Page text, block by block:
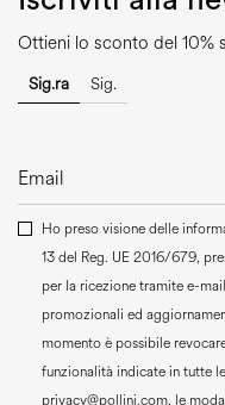
Ottieni lo sconto del 10%
Sig.ra Sig.
Ho preso visione delle
13 del Reg. UE 2016/679,
per la ricezione tramite e-
promozionali ed
momento è possibile
funzionalità indicate in tutte
privacy@pollini.com, le